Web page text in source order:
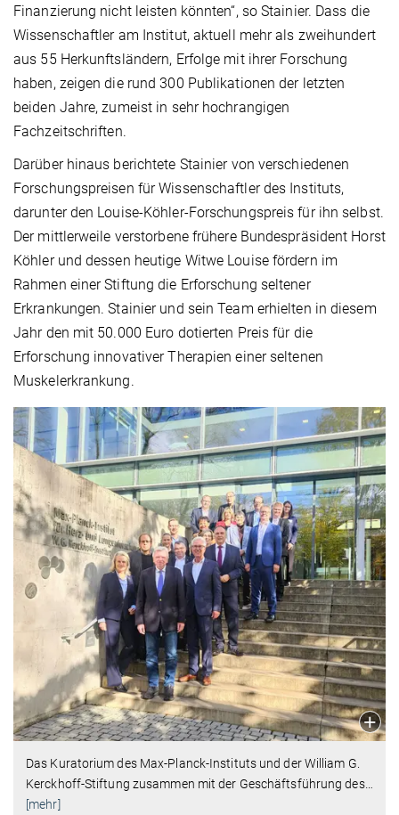
Finanzierung nicht leisten könnten“, so Stainier. Dass die
Wissenschaftler am Institut, aktuell mehr als zweihundert
aus 55 Herkunftsländern, Erfolge mit ihrer Forschung
haben, zeigen die rund 300 Publikationen der letzten
beiden Jahre, zumeist in sehr hochrangigen
Fachzeitschriften.
Darüber hinaus berichtete Stainier von verschiedenen
Forschungspreisen für Wissenschaftler des Instituts,
darunter den Louise-Köhler-Forschungspreis für ihn selbst.
Der mittlerweile verstorbene frühere Bundespräsident Horst
Köhler und dessen heutige Witwe Louise fördern im
Rahmen einer Stiftung die Erforschung seltener
Erkrankungen. Stainier und sein Team erhielten in diesem
Jahr den mit 50.000 Euro dotierten Preis für die
Erforschung innovativer Therapien einer seltenen
Muskelerkrankung.
Das Kuratorium des Max-Planck-Instituts und der William G.
Kerckhoff-Stiftung zusammen mit der Geschäftsführung des…
[mehr]